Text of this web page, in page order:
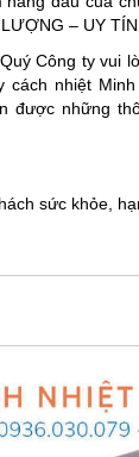
– UY
Công ty vui
cách nhiệt
được những
sức khỏe,